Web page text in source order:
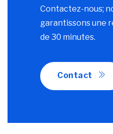
Contactez-nous;
garantissons une
de 30 minutes.
Contact